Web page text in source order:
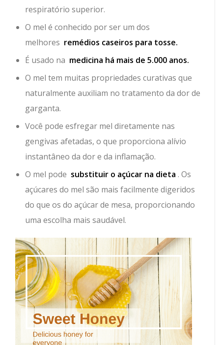
respiratório superior.
O mel é conhecido por ser um dos
melhores remédios caseiros para tosse.
É usado na medicina há mais de 5.000 anos.
O mel tem muitas propriedades curativas que
naturalmente auxiliam no tratamento da dor de
garganta.
Você pode esfregar mel diretamente nas
gengivas afetadas, o que proporciona alívio
instantâneo da dor e da inflamação.
O mel pode substituir o açúcar na dieta . Os
açúcares do mel são mais facilmente digeridos
do que os do açúcar de mesa, proporcionando
uma escolha mais saudável.